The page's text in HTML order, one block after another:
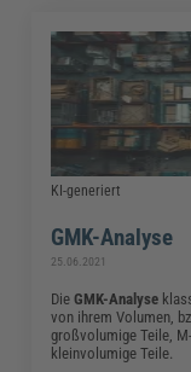
KI-generiert
GMK-Analyse
25.06.2021
DieGMK-Analyse
von ihrem Volumen,
großvolumige Teile,
kleinvolumige Teile.